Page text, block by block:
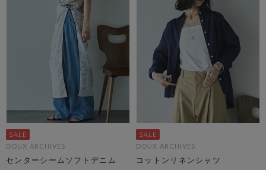
DOUX ARCHIVES
センターシームソフトデニム
DOUX ARCHIVES
コットンリネンシャツ